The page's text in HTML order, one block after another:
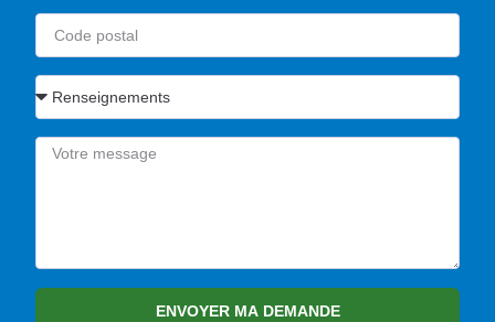
ENVOYER MA DEMANDE